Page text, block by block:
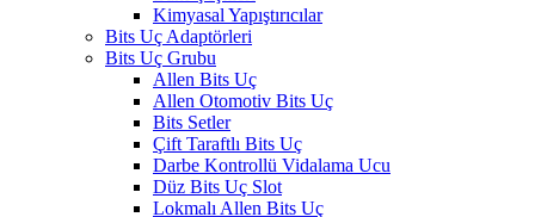
Kimyasal Yapıştırıcılar
Bits Uç Adaptörleri
Bits Uç Grubu
Allen Bits Uç
Allen Otomotiv Bits Uç
Bits Setler
Çift Taraftlı Bits Uç
Darbe Kontrollü Vidalama Ucu
Düz Bits Uç Slot
Lokmalı Allen Bits Uç